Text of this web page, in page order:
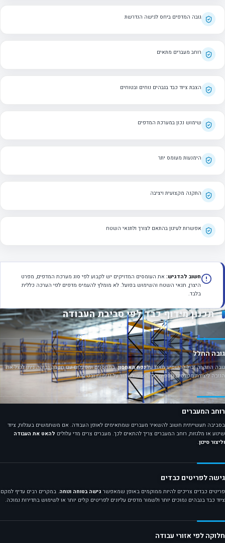
גובה המדפים ביחס לגישה הנדרשת
רוחב מעברים מתאים
הצבת ציוד כבד בגבהים נוחים ובטוחים
שימוש נכון במערכת המדפים
הימנעות מעומס יתר
התקנה מקצועית ויציבה
אפשרות לעיגון בהתאם לצורך ולתנאי השטח
חשוב להדגיש: את העומסים המדויקים יש לקבוע לפי סוג מערכת המדפים, מפרט
היצרן, תנאי השטח והשימוש בפועל. לא מומלץ להעמיס מדפים לפי הערכה כללית
בלבד.
תכנון מידוף כבד לפי סביבת העבודה
גובה החלל
גובה התקרה יכול להשפיע מאוד עלנפח האחסון. במחסנים ומפעלים עם תקרה גבוהה ניתן לנצל את
הגובה ליצירת מפלסים נוספים, אך חשוב לשמור על נגישות ובטיחות.
רוחב המעברים
בסביבה תעשייתית חשוב להשאיר מעברים שמתאימים לאופן העבודה. אם משתמשים בעגלות, ציוד
שינוע או מלגזות, רוחב המעברים צריך להתאים לכך. מעברים צרים מדי עלולים להאט את העבודה
וליצור סיכון.
גישה לפריטים כבדים
פריטים כבדים צריכים להיות ממוקמים באופן שמאפשר גישה בטוחה ונוחה. במקרים רבים עדיף למקם
ציוד כבד בגבהים נמוכים יותר ולשמור מדפים עליונים לפריטים קלים יותר או לשימוש בתדירות נמוכה.
חלוקה לפי אזורי עבודה